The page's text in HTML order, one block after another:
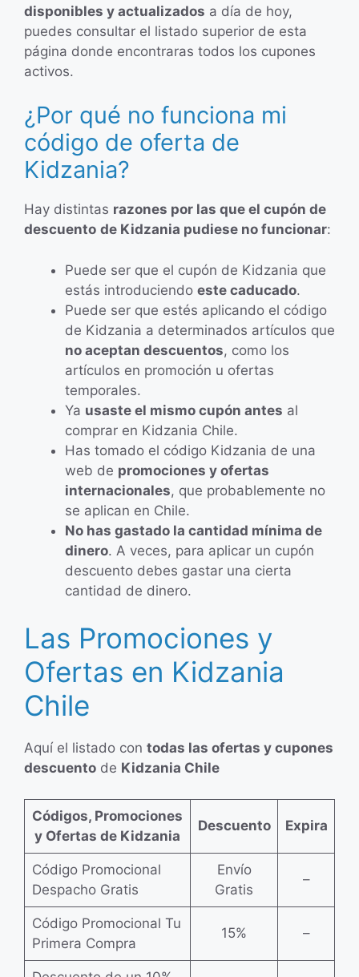
disponibles y actualizados a día de hoy,
puedes consultar el listado superior de esta
página donde encontraras todos los cupones
activos.
¿Por qué no funciona mi
código de oferta de
Kidzania?
Hay distintas razones por las que el cupón de
descuento de Kidzania pudiese no funcionar:
Puede ser que el cupón de Kidzania que
estás introduciendo este caducado.
Puede ser que estés aplicando el código
de Kidzania a determinados artículos que
no aceptan descuentos, como los
artículos en promoción u ofertas
temporales.
Ya usaste el mismo cupón antes al
comprar en Kidzania Chile.
Has tomado el código Kidzania de una
web de promociones y ofertas
internacionales, que probablemente no
se aplican en Chile.
No has gastado la cantidad mínima de
dinero. A veces, para aplicar un cupón
descuento debes gastar una cierta
cantidad de dinero.
Las Promociones y
Ofertas en Kidzania
Chile
Aquí el listado con todas las ofertas y cupones
descuento de Kidzania Chile
Códigos, Promociones
y Ofertas de Kidzania
Descuento Expira
Código Promocional
Despacho Gratis
Envío
Gratis
–
Código Promocional Tu
Primera Compra
15% –